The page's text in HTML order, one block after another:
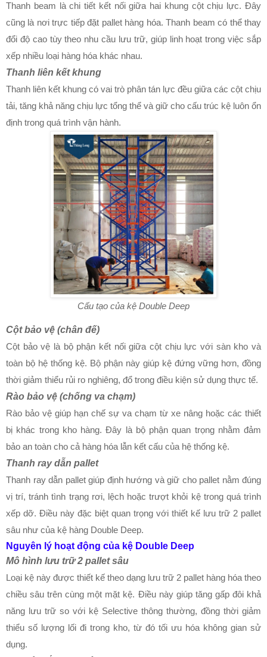
Thanh beam là chi tiết kết nối giữa hai khung cột chịu lực. Đây
cũng là nơi trực tiếp đặt pallet hàng hóa. Thanh beam có thể thay
đổi độ cao tùy theo nhu cầu lưu trữ, giúp linh hoạt trong việc sắp
xếp nhiều loại hàng hóa khác nhau.
Thanh liên kết khung
Thanh liên kết khung có vai trò phân tán lực đều giữa các cột chịu
tải, tăng khả năng chịu lực tổng thể và giữ cho cấu trúc kệ luôn ổn
định trong quá trình vận hành.
Cấu tạo của kệ Double Deep
Cột bảo vệ (chân đế)
Cột bảo vệ là bộ phận kết nối giữa cột chịu lực với sàn kho và
toàn bộ hệ thống kệ. Bộ phận này giúp kệ đứng vững hơn, đồng
thời giảm thiểu rủi ro nghiêng, đổ trong điều kiện sử dụng thực tế.
Rào bảo vệ (chống va chạm)
Rào bảo vệ giúp hạn chế sự va chạm từ xe nâng hoặc các thiết
bị khác trong kho hàng. Đây là bộ phận quan trọng nhằm đảm
bảo an toàn cho cả hàng hóa lẫn kết cấu của hệ thống kệ.
Thanh ray dẫn pallet
Thanh ray dẫn pallet giúp định hướng và giữ cho pallet nằm đúng
vị trí, tránh tình trạng rơi, lệch hoặc trượt khỏi kệ trong quá trình
xếp dỡ. Điều này đặc biệt quan trọng với thiết kế lưu trữ 2 pallet
sâu như của kệ hàng Double Deep.
Nguyên lý hoạt động của kệ Double Deep
Mô hình lưu trữ 2 pallet sâu
Loại kệ này được thiết kế theo dạng lưu trữ 2 pallet hàng hóa theo
chiều sâu trên cùng một mặt kệ. Điều này giúp tăng gấp đôi khả
năng lưu trữ so với kệ Selective thông thường, đồng thời giảm
thiểu số lượng lối đi trong kho, từ đó tối ưu hóa không gian sử
dụng.